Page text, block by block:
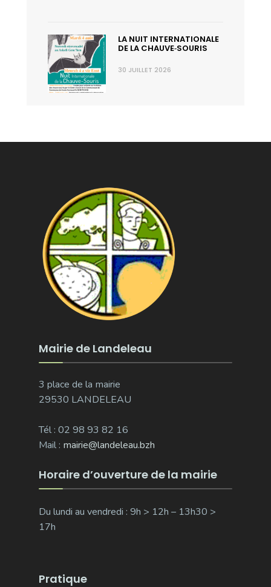
LA NUIT INTERNATIONALE
DE LA CHAUVE‑SOURIS
30 JUILLET 2026
Mairie de Landeleau
3 place de la mairie
29530 LANDELEAU
Tél : 02 98 93 82 16
Mail : mairie@landeleau.bzh
Horaire d’ouverture de la mairie
Du lundi au vendredi : 9h > 12h – 13h30 >
17h
Pratique